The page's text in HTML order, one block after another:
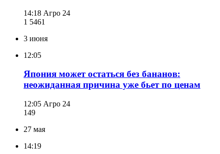
14:18 Агро 24
1 5461
3 июня
12:05
Япония может остаться без бананов:
неожиданная причина уже бьет по ценам
12:05 Агро 24
149
27 мая
14:19